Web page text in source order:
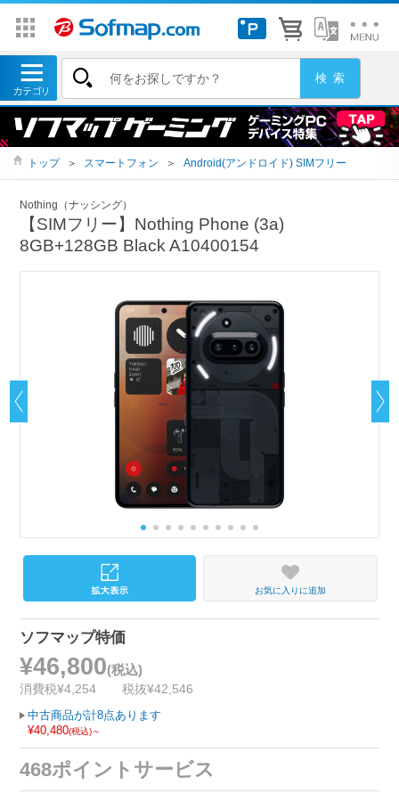
トップ ＞ スマートフォン ＞ Android(アンドロイド) SIMフリー
Nothing（ナッシング）
【SIMフリー】Nothing Phone (3a)
8GB+128GB Black A10400154
お気に入りに追加
ソフマップ特価
¥46,800(税込)
消費税¥4,254 税抜¥42,546
中古商品が計8点あります
¥40,480(税込)～
468ポイントサービス